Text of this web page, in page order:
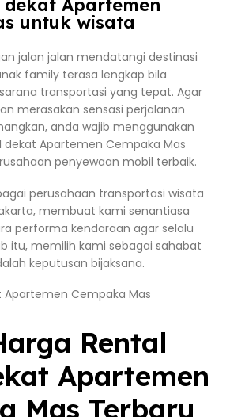
dekat Apartemen
untuk wisata
jalan jalan mendatangi destinasi
family terasa lengkap bila
transportasi yang tepat. Agar
merasakan sensasi perjalanan
anda wajib menggunakan
dekat Apartemen Cempaka Mas
penyewaan mobil terbaik.
perusahaan transportasi wisata
membuat kami senantiasa
performa kendaraan agar selalu
itu, memilih kami sebagai sahabat
keputusan bijaksana.
Rental
Apartemen
Mas Terbaru